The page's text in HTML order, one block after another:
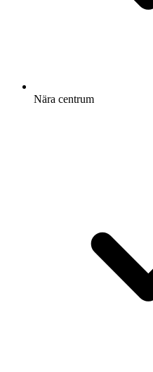
Nära centrum